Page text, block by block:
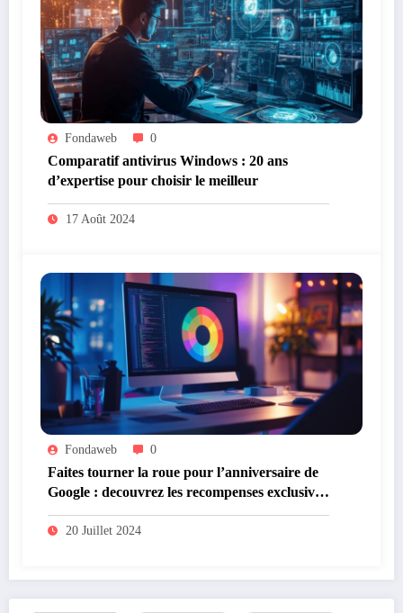
Fondaweb 0
Comparatif antivirus Windows : 20 ans
d’expertise pour choisir le meilleur
17 Août 2024
Fondaweb 0
Faites tourner la roue pour l’anniversaire de
Google : decouvrez les recompenses exclusives
des 25 ans
20 Juillet 2024